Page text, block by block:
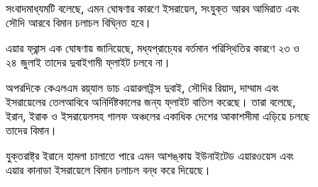
সংবাদমাধ্যমটি বলেছে, এমন ঘোষণার কারণে ইসরায়েল, সংযুক্ত আরব আমিরাত এবং
সৌদি আরবে বিমান চলাচল বিঘ্নিত হবে।
এয়ার ফ্রান্স এক ঘোষণায় জানিয়েছে, মধ্যপ্রাচ্যের বর্তমান পরিস্থিতির কারণে ২৩ ও
২৪ জুলাই তাদের দুবাইগামী ফ্লাইট চলবে না।
অপরদিকে কেএলএম রয়্যাল ডাচ এয়ারলাইন্স দুবাই, সৌদির রিয়াদ, দাম্মাম এবং
ইসরায়েলের তেলআবিবে অনির্দিষ্টকালের জন্য ফ্লাইট বাতিল করেছে। তারা বলেছে,
ইরান, ইরাক ও ইসরায়েলসহ গালফ অঞ্চলের একাধিক দেশের আকাশসীমা এড়িয়ে চলছে
তাদের বিমান।
যুক্তরাষ্ট্র ইরানে হামলা চালাতে পারে এমন আশঙ্কায় ইউনাইটেড এয়ারওয়েস এবং
এয়ার কানাডা ইসরায়েলে বিমান চলাচল বন্ধ করে দিয়েছে।